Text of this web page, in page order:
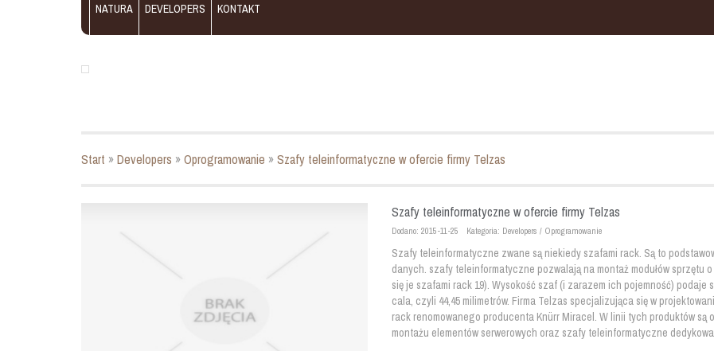
NATURA DEVELOPERS KONTAKT
Start »Developers »Oprogramowanie »Szafy teleinformatyczne w ofercie firmy Telzas
Szafy teleinformatyczne w ofercie firmy Telzas
Dodano: 2015-11-25 Kategoria: Developers / Oprogramowanie
Szafy teleinformatyczne zwane są niekiedy szafami rack. Są to
danych. szafy teleinformatyczne pozwalają na montaż modułów
się je szafami rack 19). Wysokość szaf (i zarazem ich pojemność)
cala, czyli 44,45 milimetrów. Firma Telzas specjalizująca się w
rack renomowanego producenta Knürr Miracel. W linii tych produktów
montażu elementów serwerowych oraz szafy teleinformatyczne